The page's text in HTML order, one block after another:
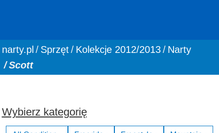
You are here:
narty.pl Sprzęt Kolekcje 2012/2013
Narty
Scott
Wybierz kategorię